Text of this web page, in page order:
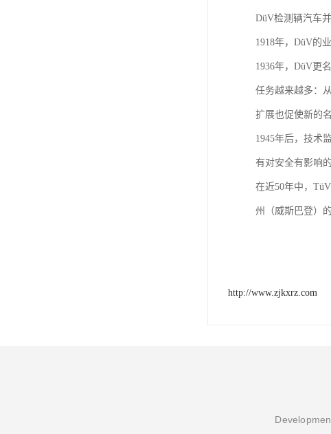
DüV检测辆汽车
1918年，DüV的
1936年，DüV更
任务越来越多：
扩展也促使新的
1945年后，技术
有对安全有影响
在近50年中，
州（威斯巴登）
http://www.zjkxrz.com